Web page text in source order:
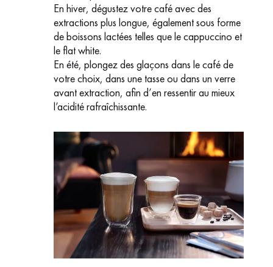
En hiver, dégustez votre café avec des
extractions plus longue, également sous forme
de boissons lactées telles que le cappuccino et
le flat white.
En été, plongez des glaçons dans le café de
votre choix, dans une tasse ou dans un verre
avant extraction, afin d’en ressentir au mieux
l’acidité rafraîchissante.